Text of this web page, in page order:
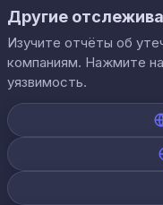
Другие
Изучите отчёты об
компаниям. Нажмите
уязвимость.